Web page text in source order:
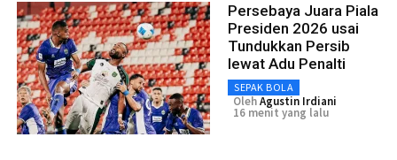
Persebaya Juara Piala
Presiden 2026 usai
Tundukkan Persib
lewat Adu Penalti
SEPAK BOLA
OlehAgustin Irdiani
16 menit yang lalu